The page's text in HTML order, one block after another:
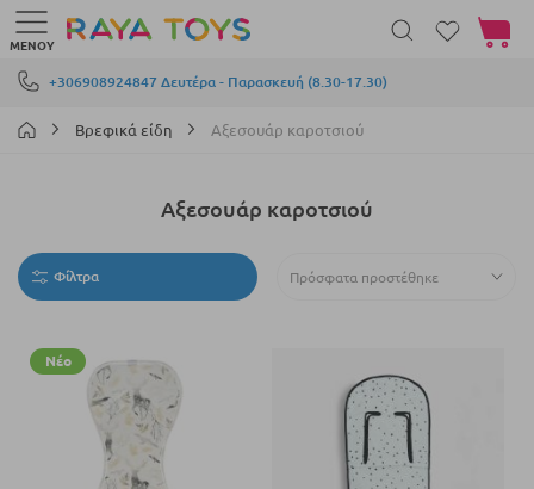
Μετάβαση στο περιεχόμενο
+306908924847 Δευτέρα - Παρασκευή (8.30-17.30)
ΜΕΝΟΎ
Το
Βρεφικά είδη Αξεσουάρ καροτσιού
Αξεσουάρ καροτσιού
Φίλτρα
Νέο